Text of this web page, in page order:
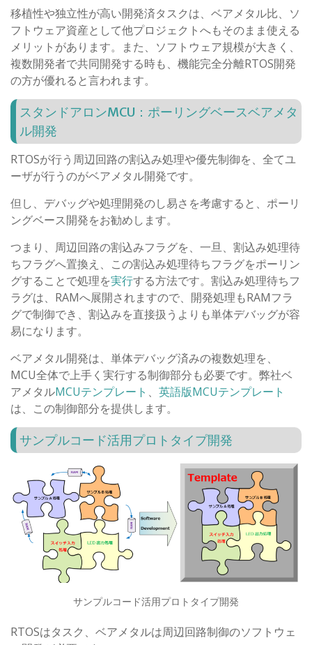
移植性や独立性が高い開発済タスクは、ベアメタル比、ソ
フトウェア資産として他プロジェクトへもそのまま使える
メリットがあります。また、ソフトウェア規模が大きく、
複数開発者で共同開発する時も、機能完全分離RTOS開発
の方が優れると言われます。
スタンドアロンMCU：ポーリングベースベアメタ
ル開発
RTOSが行う周辺回路の割込み処理や優先制御を、全てユ
ーザが行うのがベアメタル開発です。
但し、デバッグや処理開発のし易さを考慮すると、ポーリ
ングベース開発をお勧めします。
つまり、周辺回路の割込みフラグを、一旦、割込み処理待
ちフラグへ置換え、この割込み処理待ちフラグをポーリン
グすることで処理を実行する方法です。割込み処理待ちフ
ラグは、RAMへ展開されますので、開発処理もRAMフラ
グで制御でき、割込みを直接扱うよりも単体デバッグが容
易になります。
ベアメタル開発は、単体デバッグ済みの複数処理を、
MCU全体で上手く実行する制御部分も必要です。弊社ベ
アメタルMCUテンプレート 、 英語版MCUテンプレート
は、この制御部分を提供します。
サンプルコード活用プロトタイプ開発
サンプルコード活用プロトタイプ開発
RTOSはタスク、ベアメタルは周辺回路制御のソフトウェ